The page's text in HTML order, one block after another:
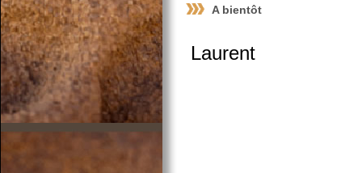
A bientôt
Laurent